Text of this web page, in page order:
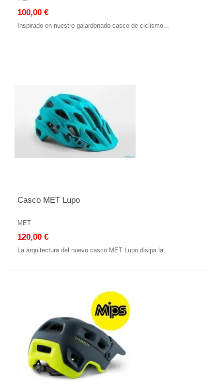
100,00 €
Inspirado en nuestro galardonado casco de ciclismo...
Casco MET Lupo
MET
120,00 €
La arquitectura del nuevo casco MET Lupo disipa la...